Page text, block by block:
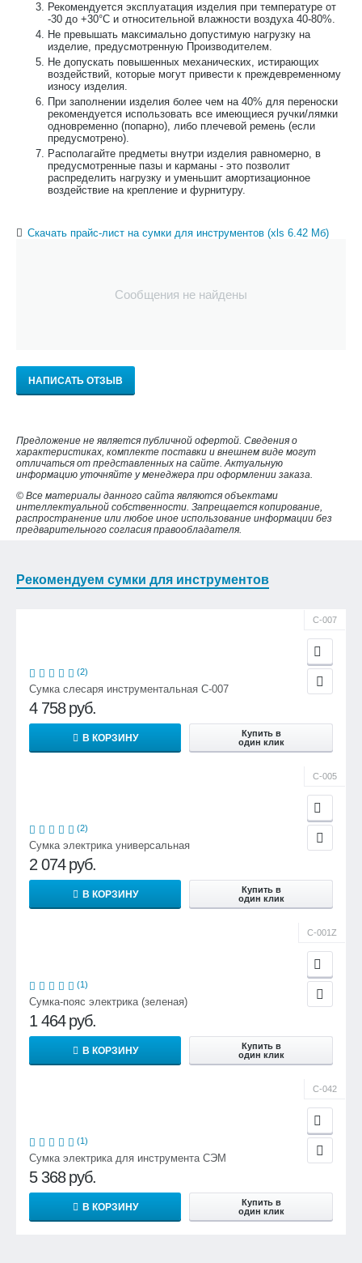
Рекомендуется эксплуатация изделия при температуре от
-30 до +30°С и относительной влажности воздуха 40-80%.
Не превышать максимально допустимую нагрузку на
изделие, предусмотренную Производителем.
Не допускать повышенных механических, истирающих
воздействий, которые могут привести к преждевременному
износу изделия.
При заполнении изделия более чем на 40% для переноски
рекомендуется использовать все имеющиеся ручки/лямки
одновременно (попарно), либо плечевой ремень (если
предусмотрено).
Располагайте предметы внутри изделия равномерно, в
предусмотренные пазы и карманы - это позволит
распределить нагрузку и уменьшит амортизационное
воздействие на крепление и фурнитуру.
Скачать прайс-лист на сумки для инструментов (xls 6.42 Мб)
Сообщения не найдены
НАПИСАТЬ ОТЗЫВ
Предложение не является публичной офертой. Сведения о
характеристиках, комплекте поставки и внешнем виде могут
отличаться от представленных на сайте. Актуальную
информацию уточняйте у менеджера при оформлении заказа.
© Все материалы данного сайта являются объектами
интеллектуальной собственности. Запрещается копирование,
распространение или любое иное использование информации без
предварительного согласия правообладателя.
Рекомендуем сумки для инструментов
С-007
(2)
Сумка слесаря инструментальная С-007
4 758 руб.
В КОРЗИНУ
Купить в
один клик
С-005
(2)
Сумка электрика универсальная
2 074 руб.
В КОРЗИНУ
Купить в
один клик
С-001Z
(1)
Сумка-пояс электрика (зеленая)
1 464 руб.
В КОРЗИНУ
Купить в
один клик
С-042
(1)
Сумка электрика для инструмента СЭМ
5 368 руб.
В КОРЗИНУ
Купить в
один клик